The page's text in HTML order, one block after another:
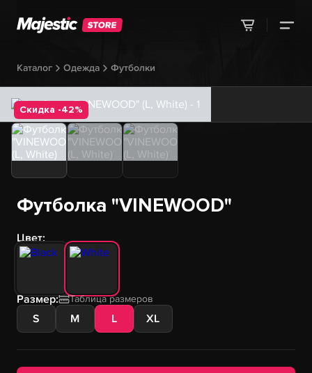
Каталог Одежда Футболки
Скидка -42%
Футболка "VINEWOOD"
Цвет:
Размер: Таблица размеров
S M L XL